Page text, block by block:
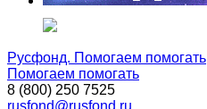
Русфонд. Помогаем помогать
Помогаем помогать
8 (800) 250 7525
rusfond@rusfond.ru